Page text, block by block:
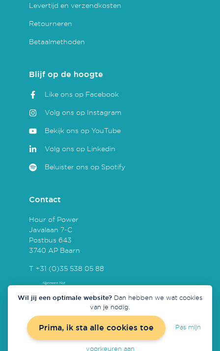
Levertijd en verzendkosten
Retourneren
Betaalmethoden
Blijf op de hoogte
Like ons op Facebook
Volg ons op Instagram
Bekijk ons op YouTube
Volg ons op Linkedin
Beluister ons op Spotify
Contact
Hour of Power
Javalaan 7-C
Postbus 643
3740 AP Baarn
T +31 (0)35 538 05 88
Concept & realisatie doorRedmatters
Wil jij een optimale website? Dan hebben we wat cookies
van je nodig.
Prima, ik sta alle cookies toe Pas mijn
voorkeuren aan